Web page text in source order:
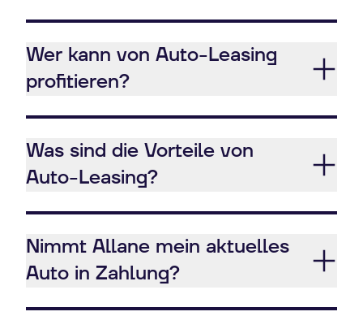
Wer kann von Auto-Leasing
profitieren?
Was sind die Vorteile von
Auto-Leasing?
Nimmt Allane mein aktuelles
Auto in Zahlung?